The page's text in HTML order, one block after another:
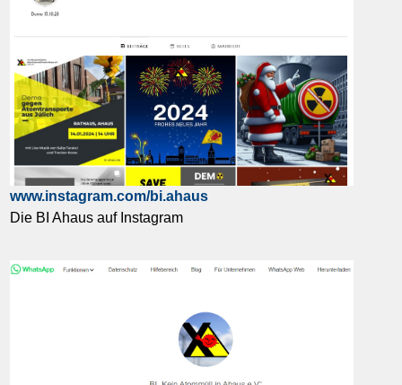
www.instagram.com/bi.ahaus
Die BI Ahaus auf Instagram